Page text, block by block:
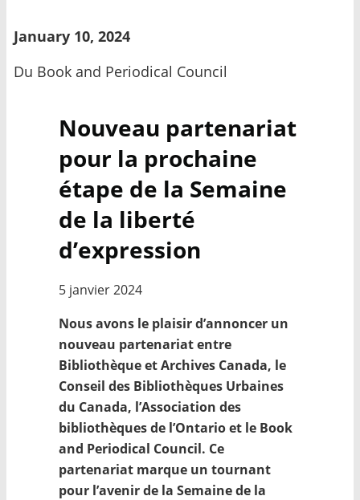
January 10, 2024
Du Book and Periodical Council
Nouveau partenariat
pour la prochaine
étape de la Semaine
de la liberté
d’expression
5 janvier 2024
Nous avons le plaisir d’annoncer un
nouveau partenariat entre
Bibliothèque et Archives Canada, le
Conseil des Bibliothèques Urbaines
du Canada, l’Association des
bibliothèques de l’Ontario et le Book
and Periodical Council. Ce
partenariat marque un tournant
pour l’avenir de la Semaine de la